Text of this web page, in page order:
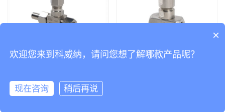
Copyright © 2019 版权所有粤ICP备14038760号-2
自动化有限公司
×
欢迎您来到科威纳，请问您想了解哪款产品呢？
现在咨询
稍后再说
在线咨询